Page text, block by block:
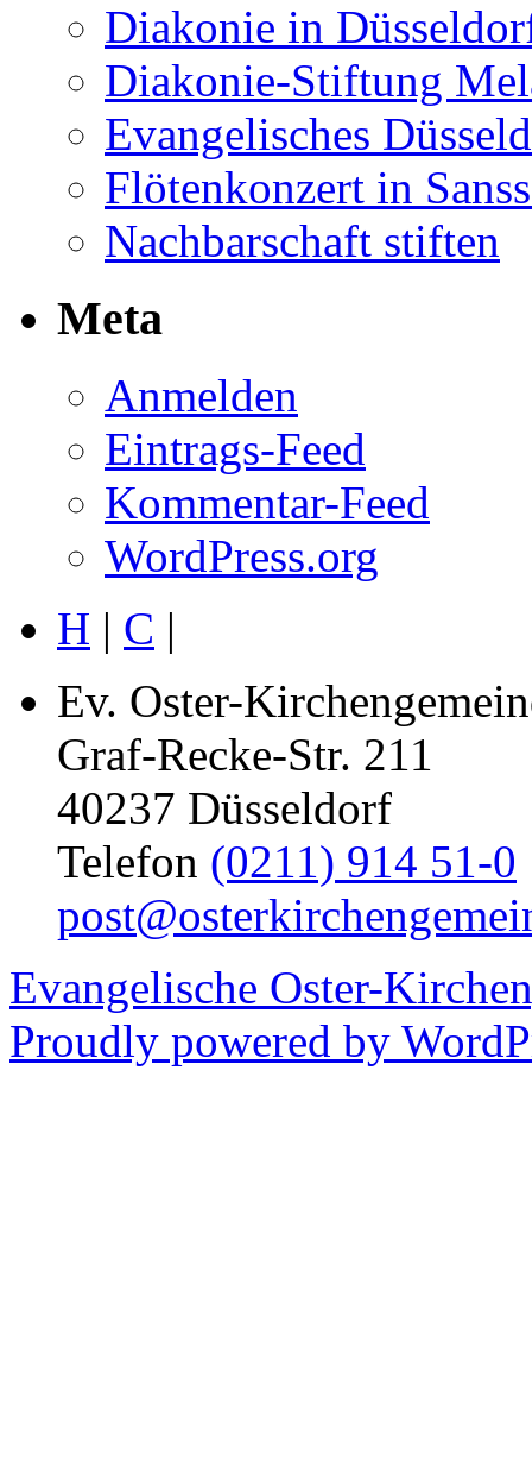
Diakonie in
Diakonie-Stiftung
Evangelisches
Flötenkonzert in
Nachbarschaft stiften
Meta
Anmelden
Eintrags-Feed
Kommentar-Feed
WordPress.org
H | C |
Ev. Oster-
Graf-Recke-Str. 211
40237 Düsseldorf
Telefon (0211) 914 51-0
Evangelische Oster-
Proudly powered by